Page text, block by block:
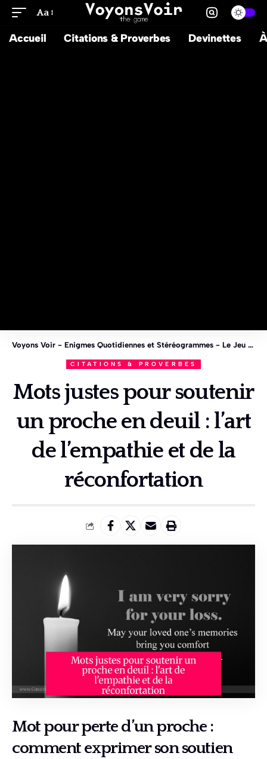
Aa
Accueil Citations & Proverbes Devinettes
Voyons Voir - Enigmes Quotidiennes et Stéréogrammes - Le Jeu des 1%
CITATIONS & PROVERBES
Mots justes pour soutenir
un proche en deuil : l’art
de l’empathie et de la
réconfortation
Mot pour perte d’un proche :
comment exprimer son soutien